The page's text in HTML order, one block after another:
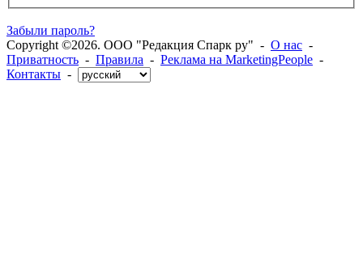
Забыли пароль?
Copyright ©2026. ООО "Редакция Спарк ру" - О нас -
Приватность - Правила - Реклама на MarketingPeople -
Контакты -